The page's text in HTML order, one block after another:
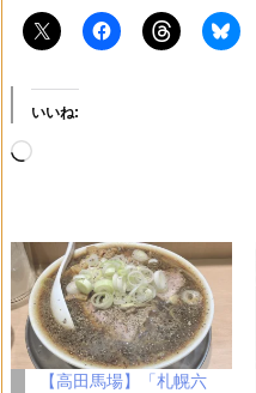
いいね:
み
中…
【高田馬場】「札幌六